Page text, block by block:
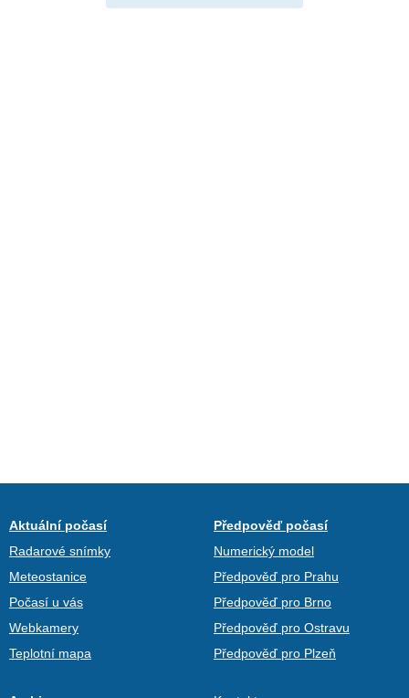
Aktuální počasí
Radarové snímky
Meteostanice
Počasí u vás
Webkamery
Teplotní mapa
Předpověď počasí
Numerický model
Předpověď pro Prahu
Předpověď pro Brno
Předpověď pro Ostravu
Předpověď pro Plzeň